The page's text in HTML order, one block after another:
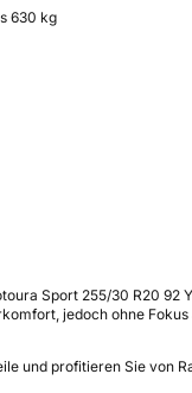
630 kg
Sport 255/30 R20 92
jedoch ohne
und profitieren Sie von